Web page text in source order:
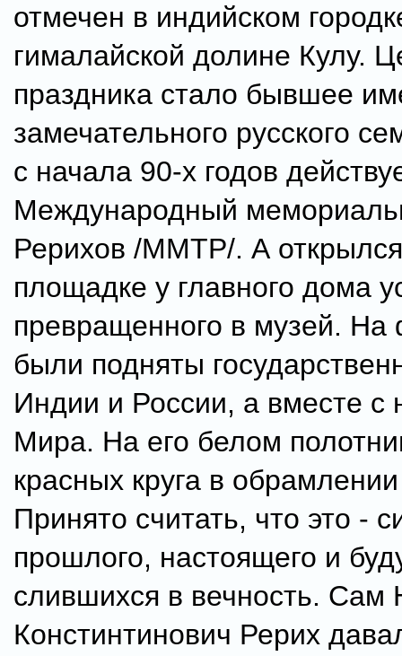
отмечен в индийском
гималайской долине Кулу.
праздника стало бывшее
замечательного русского
с начала 90-х годов
Международный
Рерихов /ММТР/. А
площадке у главного дома
превращенного в музей. На
были подняты
Индии и России, а вместе с
Мира. На его белом
красных круга в
Принято считать, что это -
прошлого, настоящего и
слившихся в вечность. Сам
Констинтинович Рерих